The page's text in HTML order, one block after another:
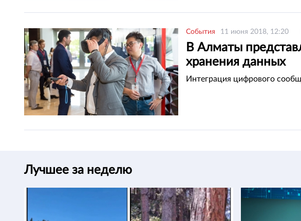
События 11 июня 2018, 12:20
В Алматы
хранения данных
Интеграция цифрового
Лучшее за неделю